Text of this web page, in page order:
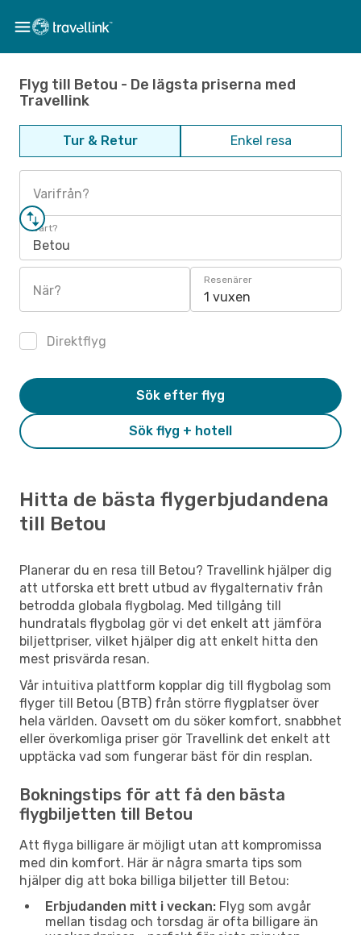
Flyg till Betou - De lägsta priserna med
Travellink
Tur & Retur Enkel resa
Varifrån?
Vart?
Betou
När?
Resenärer
1 vuxen
Direktflyg
Sök flyg + hotell
Sök efter flyg
Hitta de bästa flygerbjudandena
till Betou
Planerar du en resa till Betou? Travellink hjälper dig
att utforska ett brett utbud av flygalternativ från
betrodda globala flygbolag. Med tillgång till
hundratals flygbolag gör vi det enkelt att jämföra
biljettpriser, vilket hjälper dig att enkelt hitta den
mest prisvärda resan.
Vår intuitiva plattform kopplar dig till flygbolag som
flyger till Betou (BTB) från större flygplatser över
hela världen. Oavsett om du söker komfort, snabbhet
eller överkomliga priser gör Travellink det enkelt att
upptäcka vad som fungerar bäst för din resplan.
Bokningstips för att få den bästa
flygbiljetten till Betou
Att flyga billigare är möjligt utan att kompromissa
med din komfort. Här är några smarta tips som
hjälper dig att boka billiga biljetter till Betou:
Erbjudanden mitt i veckan: Flyg som avgår
mellan tisdag och torsdag är ofta billigare än